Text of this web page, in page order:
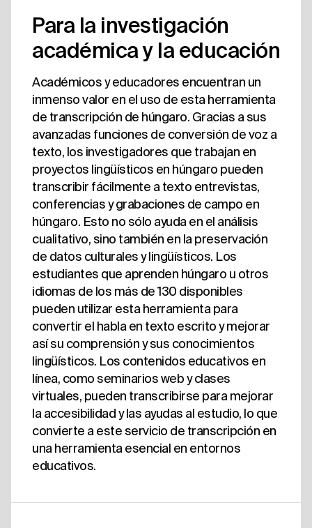
Para la investigación
académica y la educación
Académicos y educadores encuentran un
inmenso valor en el uso de esta herramienta
de transcripción de húngaro. Gracias a sus
avanzadas funciones de conversión de voz a
texto, los investigadores que trabajan en
proyectos lingüísticos en húngaro pueden
transcribir fácilmente a texto entrevistas,
conferencias y grabaciones de campo en
húngaro. Esto no sólo ayuda en el análisis
cualitativo, sino también en la preservación
de datos culturales y lingüísticos. Los
estudiantes que aprenden húngaro u otros
idiomas de los más de 130 disponibles
pueden utilizar esta herramienta para
convertir el habla en texto escrito y mejorar
así su comprensión y sus conocimientos
lingüísticos. Los contenidos educativos en
línea, como seminarios web y clases
virtuales, pueden transcribirse para mejorar
la accesibilidad y las ayudas al estudio, lo que
convierte a este servicio de transcripción en
una herramienta esencial en entornos
educativos.